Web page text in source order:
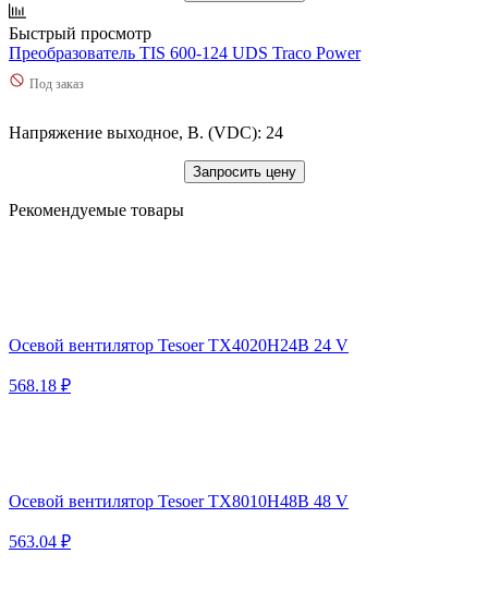
Быстрый просмотр
Преобразователь TIS 600-124 UDS Traco Power
Под заказ
Напряжение выходное, В. (VDC): 24
Запросить цену
Рекомендуемые товары
Осевой вентилятор Tesoer TX4020H24B 24 V
568.18 ₽
Осевой вентилятор Tesoer TX8010H48B 48 V
563.04 ₽